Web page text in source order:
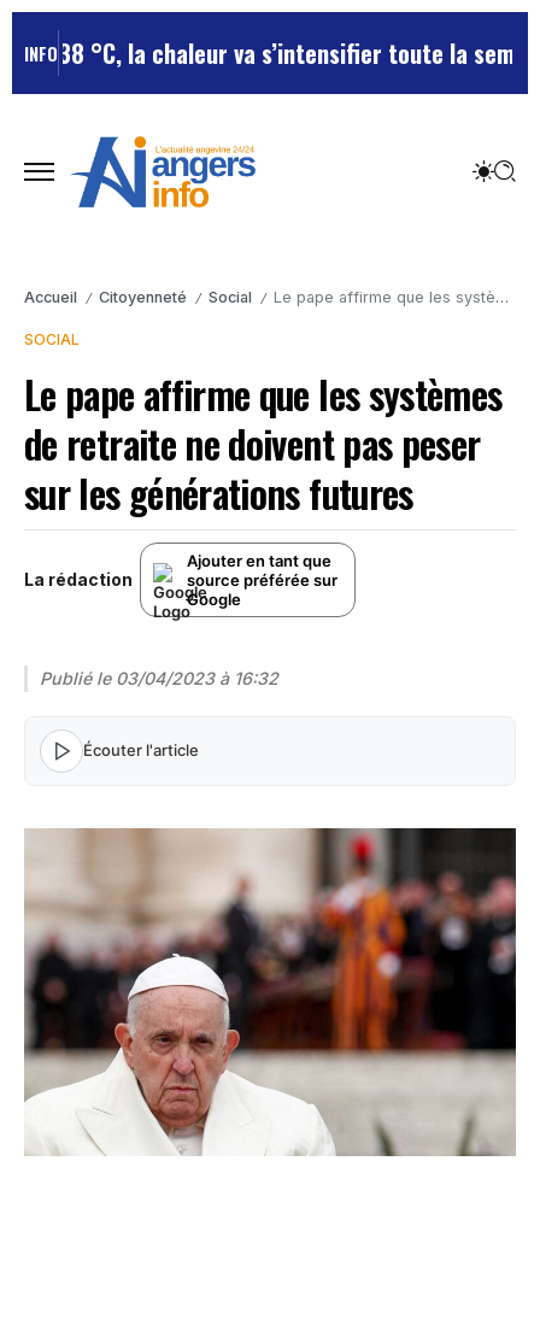
INFO
°C, la chaleur va s’intensifier toute la semaine
Accueil / Citoyenneté / Social / Le pape affirme que les systèmes de retraite ne doivent pas peser sur les générations futures
SOCIAL
Le pape affirme que les systèmes
de retraite ne doivent pas peser
sur les générations futures
La rédaction
Ajouter en tant que
source préférée sur
Google
Publié le 03/04/2023 à 16:32
Écouter l'article